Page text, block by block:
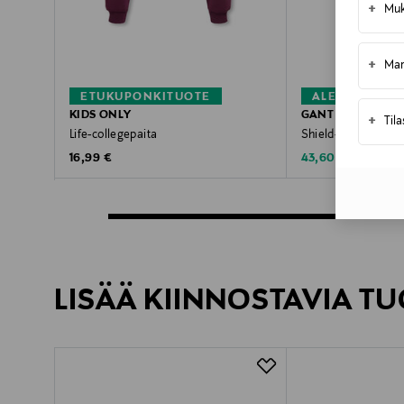
+
+
+
ETUKUPONKITUOTE
KIDS ONLY
Life-collegepaita
Original Price
16,99 €
ALE –60%
GANT
Shield-collegepaita
Discounted Price
43,60 €
LISÄÄ KIINNOSTAVIA